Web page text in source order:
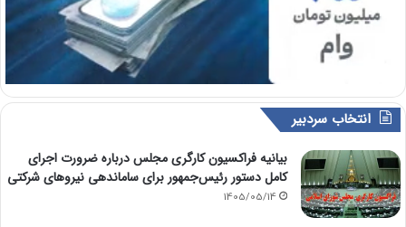
انتخاب سردبیر
بیانیه فراکسیون کارگری مجلس درباره ضرورت اجرای
کامل دستور رئیس‌جمهور برای ساماندهی نیروهای شرکتی
1405/05/14